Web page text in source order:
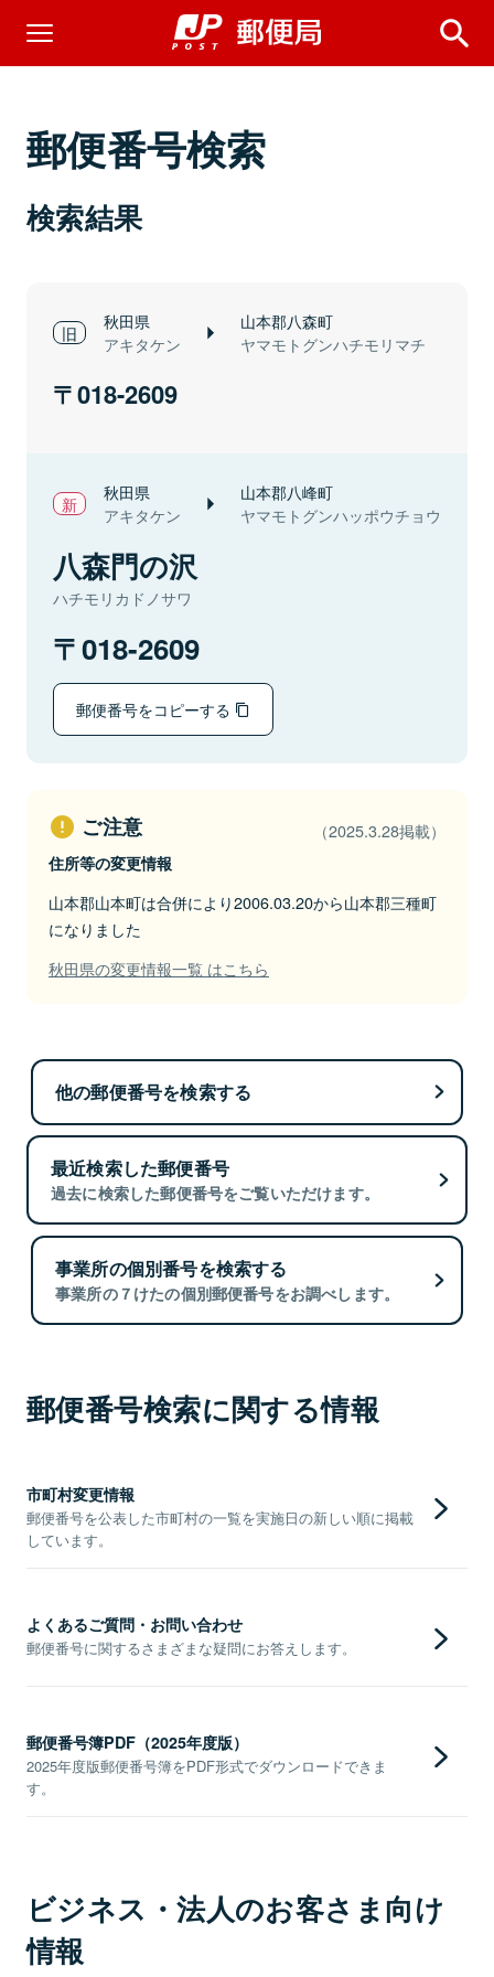
郵便番号検索
検索結果
秋田県
アキタケン
山本郡八森町
ヤマモトグンハチモリマチ
018-2609
秋田県
アキタケン
山本郡八峰町
ヤマモトグンハッポウチョウ
八森門の沢
ハチモリカドノサワ
018-2609
郵便番号をコピーする
ご注意 （2025.3.28掲載）
住所等の変更情報
山本郡山本町は合併により2006.03.20から山本郡三種町
になりました
秋田県の変更情報一覧 はこちら
他の郵便番号を検索する
最近検索した郵便番号
過去に検索した郵便番号をご覧いただけます。
事業所の個別番号を検索する
事業所の７けたの個別郵便番号をお調べします。
郵便番号検索に関する情報
市町村変更情報
郵便番号を公表した市町村の一覧を実施日の新しい順に掲載
しています。
よくあるご質問・お問い合わせ
郵便番号に関するさまざまな疑問にお答えします。
郵便番号簿PDF（2025年度版）
2025年度版郵便番号簿をPDF形式でダウンロードできま
す。
ビジネス・法人のお客さま向け
情報